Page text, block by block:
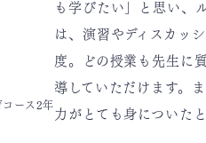
ース2年
も学びたい」と思い、
は、演習やディスカッ
度。どの授業も先生に
導していただけます。
力がとても身についた